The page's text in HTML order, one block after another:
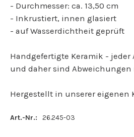
- Durchmesser: ca. 13,50 cm
- Inkrustiert, innen glasiert
- auf Wasserdichtheit geprüft
Handgefertigte Keramik -
und daher sind Abweichungen
Hergestellt in unserer eigenen
Art.-Nr.: 26.245-03